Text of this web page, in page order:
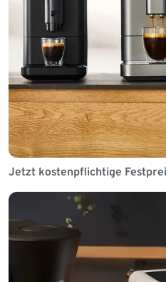
Jetzt kostenpflichtige